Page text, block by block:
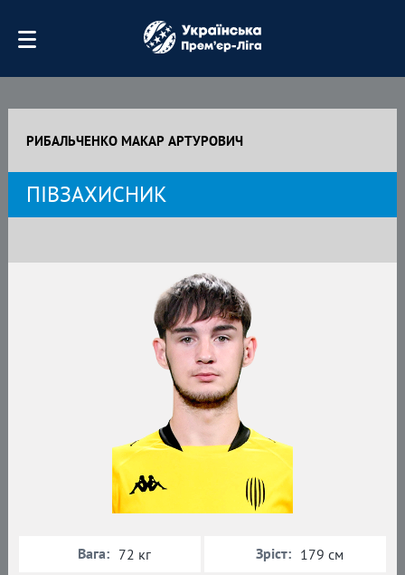
РИБАЛЬЧЕНКО МАКАР АРТУРОВИЧ
ПІВЗАХИСНИК
Вага: 72 кг Зріст: 179 см